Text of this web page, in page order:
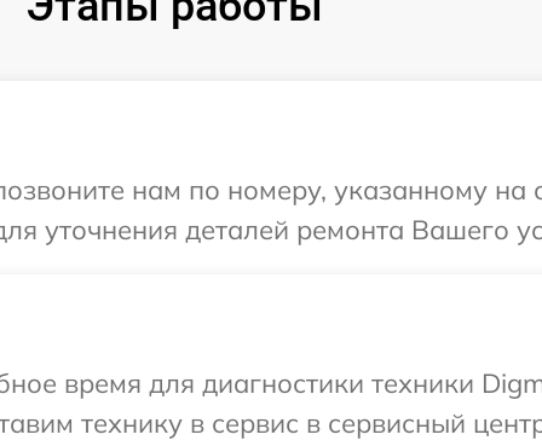
нам по номеру, указанному на
уточнения деталей ремонта Вашего
время для диагностики техники
технику в сервис в сервисный